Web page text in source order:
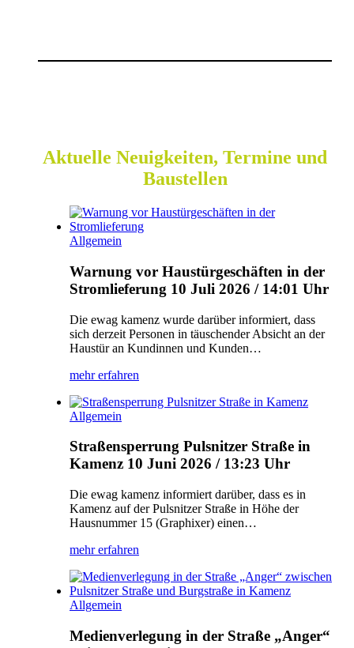
Aktuelle Neuigkeiten, Termine und
Baustellen
Allgemein
Warnung vor Haustürgeschäften in der
Stromlieferung 10 Juli 2026 / 14:01 Uhr
Die ewag kamenz wurde darüber informiert, dass
sich derzeit Personen in täuschender Absicht an der
Haustür an Kundinnen und Kunden…
mehr erfahren
Allgemein
Straßensperrung Pulsnitzer Straße in
Kamenz 10 Juni 2026 / 13:23 Uhr
Die ewag kamenz informiert darüber, dass es in
Kamenz auf der Pulsnitzer Straße in Höhe der
Hausnummer 15 (Graphixer) einen…
mehr erfahren
Allgemein
Medienverlegung in der Straße „Anger“